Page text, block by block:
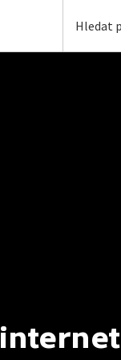
internet